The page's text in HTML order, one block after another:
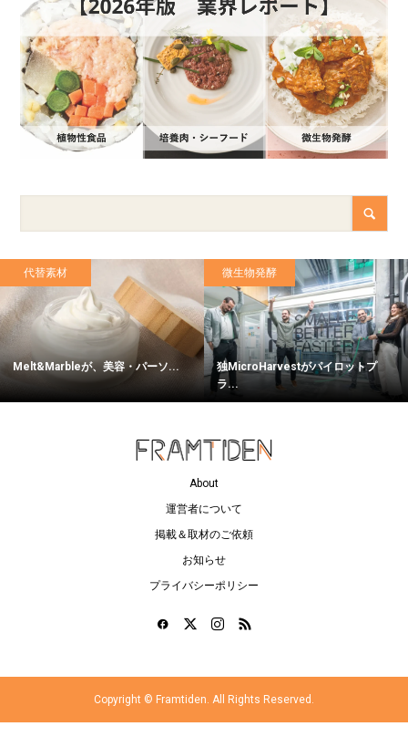
代替素材
Melt&Marbleが、美容・パーソ...
微生物発酵
独MicroHarvestがパイロットプ
ラ...
About
運営者について
掲載＆取材のご依頼
お知らせ
プライバシーポリシー
Copyright © Framtiden. All Rights Reserved.